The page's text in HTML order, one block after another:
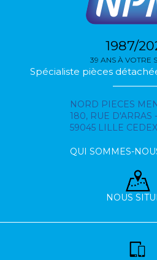
1987/
39 ANS À VOTRE
Spécialiste pièces
NORD PIECES
180, RUE D'ARRAS
59045 LILLE CEDEX
QUI SOMMES-
NOUS